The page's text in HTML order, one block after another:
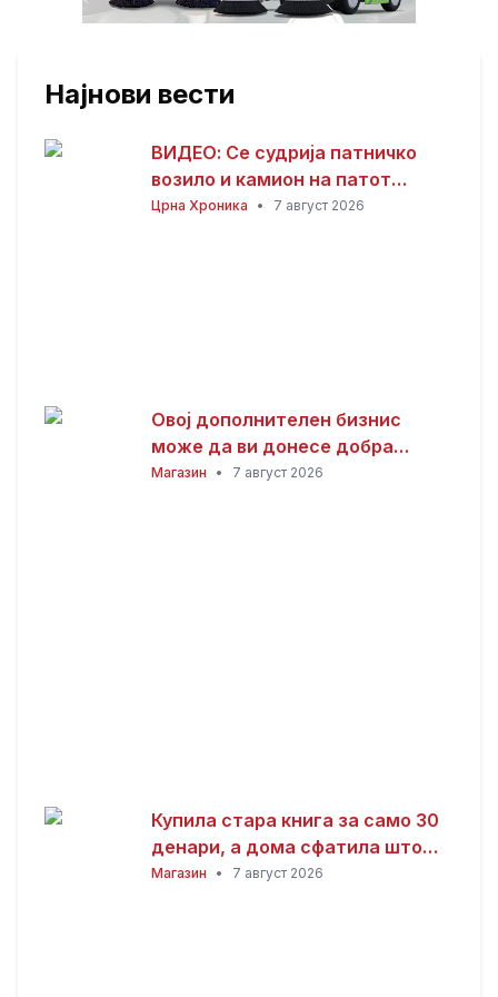
Најнови вести
ВИДЕО: Се судрија патничко
возило и камион на патот
Гостивар – Страж
Црна Хроника • 7 август 2026
Овој дополнителен бизнис
може да ви донесе добра
заработка од дома: Не ви треба
Магазин • 7 август 2026
Купила стара книга за само 30
денари, а дома сфатила што
всушност пронашла: „Како да
Магазин • 7 август 2026